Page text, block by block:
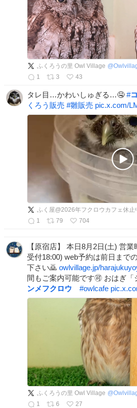
ふくろうの里 Owl Village @
1
3 43
タレ目…かわいしゅぎる…🤤 #
くろう販売 #雛販売 pic.x.com/
ふく屋@2026年フクロウカフェ休
1
79 704
【原宿店】 本日8月2日(土) 営
受付18:00) web予約は前日まで
下さい🙇 owlvillage.jp/
間もご案内可能です🉑 おはぎ「
ンメフクロウ
#owlcafe
ふくろうの里 Owl Village @
1
6 27